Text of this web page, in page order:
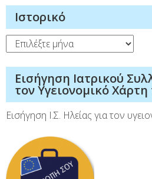
Ιστορικό
Ιστορικό
Εισήγηση Ιατρικού
τον Υγειονομικό
Εισήγηση Ι.Σ. Ηλείας για τον